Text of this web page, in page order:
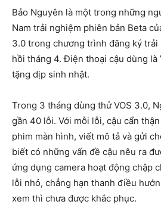
Bảo Nguyên là một trong những
Nam trải nghiệm phiên bản Beta
3.0 trong chương trình đăng ký
hồi tháng 4. Điện thoại cậu dùng là
tặng dịp sinh nhật.
Trong 3 tháng dùng thử VOS 3.0,
gần 40 lỗi. Với mỗi lỗi, cậu cẩn
phim màn hình, viết mô tả và gửi
biết có những vấn đề cậu nêu ra
ứng dụng camera hoạt động chập
lỗi nhỏ, chẳng hạn thanh điều
xem thì chưa được khắc phục.